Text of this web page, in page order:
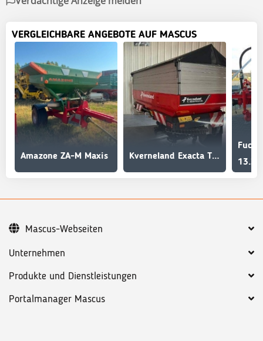
VERGLEICHBARE ANGEBOTE AUF MASCUS
Amazone ZA-M Maxis Kverneland Exacta TL GEOSPREAD iDC66
Unternehmen
Produkte und Dienstleistungen
Portalmanager Mascus
Mascus-Webseiten